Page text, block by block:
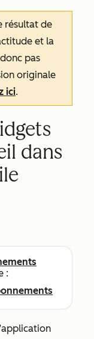
résultat de
et la
pas
originale
ici.
dans
: